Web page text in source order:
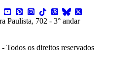
Paulista, 702 - 3° andar
os direitos reservados